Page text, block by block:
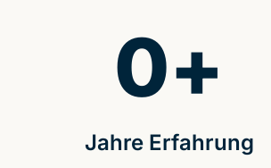
Jahre Erfahrung
0+